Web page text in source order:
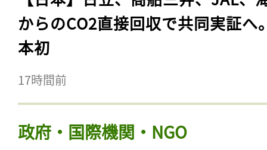
からのCO2直接回収で共同実証へ
本初
17時間前
政府・国際機関・NGO